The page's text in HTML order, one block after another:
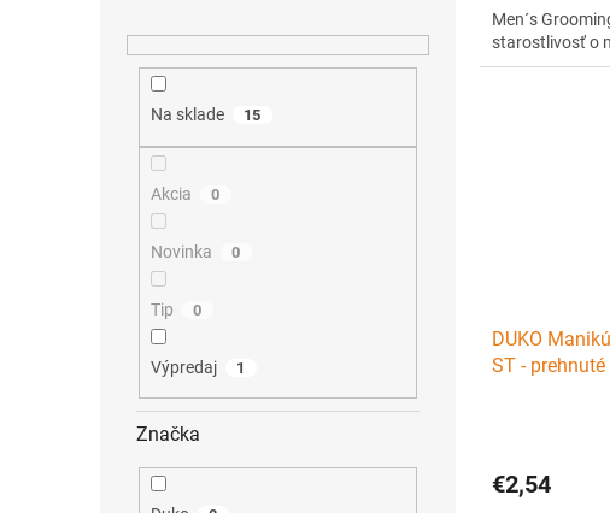
Na sklade 15
Akcia 0
Novinka 0
Tip 0
Výpredaj 1
Značka
Men´s
starostlivosť o
DUKO
ST -
€2,54